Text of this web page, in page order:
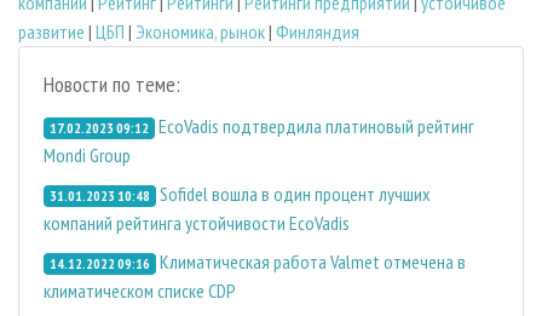
развитие | ЦБП | Экономика, рынок| Финляндия
Новости по теме:
17.02.2023 09:12 EcoVadis подтвердила платиновый рейтинг
Mondi Group
31.01.2023 10:48 Sofidel вошла в один процент лучших
компаний рейтинга устойчивости EcoVadis
14.12.2022 09:16 Климатическая работа Valmet отмечена в
климатическом списке CDP